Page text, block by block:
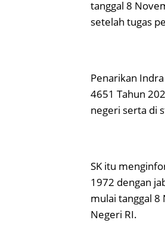
tanggal 8
setelah tugas
Penarikan
4651 Tahun
negeri serta di
SK itu
1972 dengan
mulai tanggal
Negeri RI.